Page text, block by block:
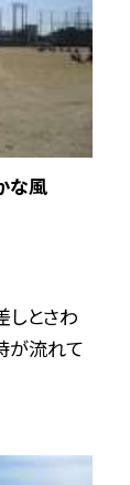
な風
しとさわ
が流れて